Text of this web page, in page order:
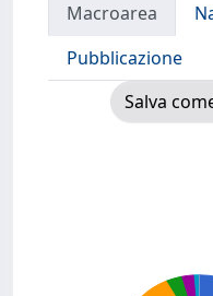
Macroarea
Pubblicazione
Salva